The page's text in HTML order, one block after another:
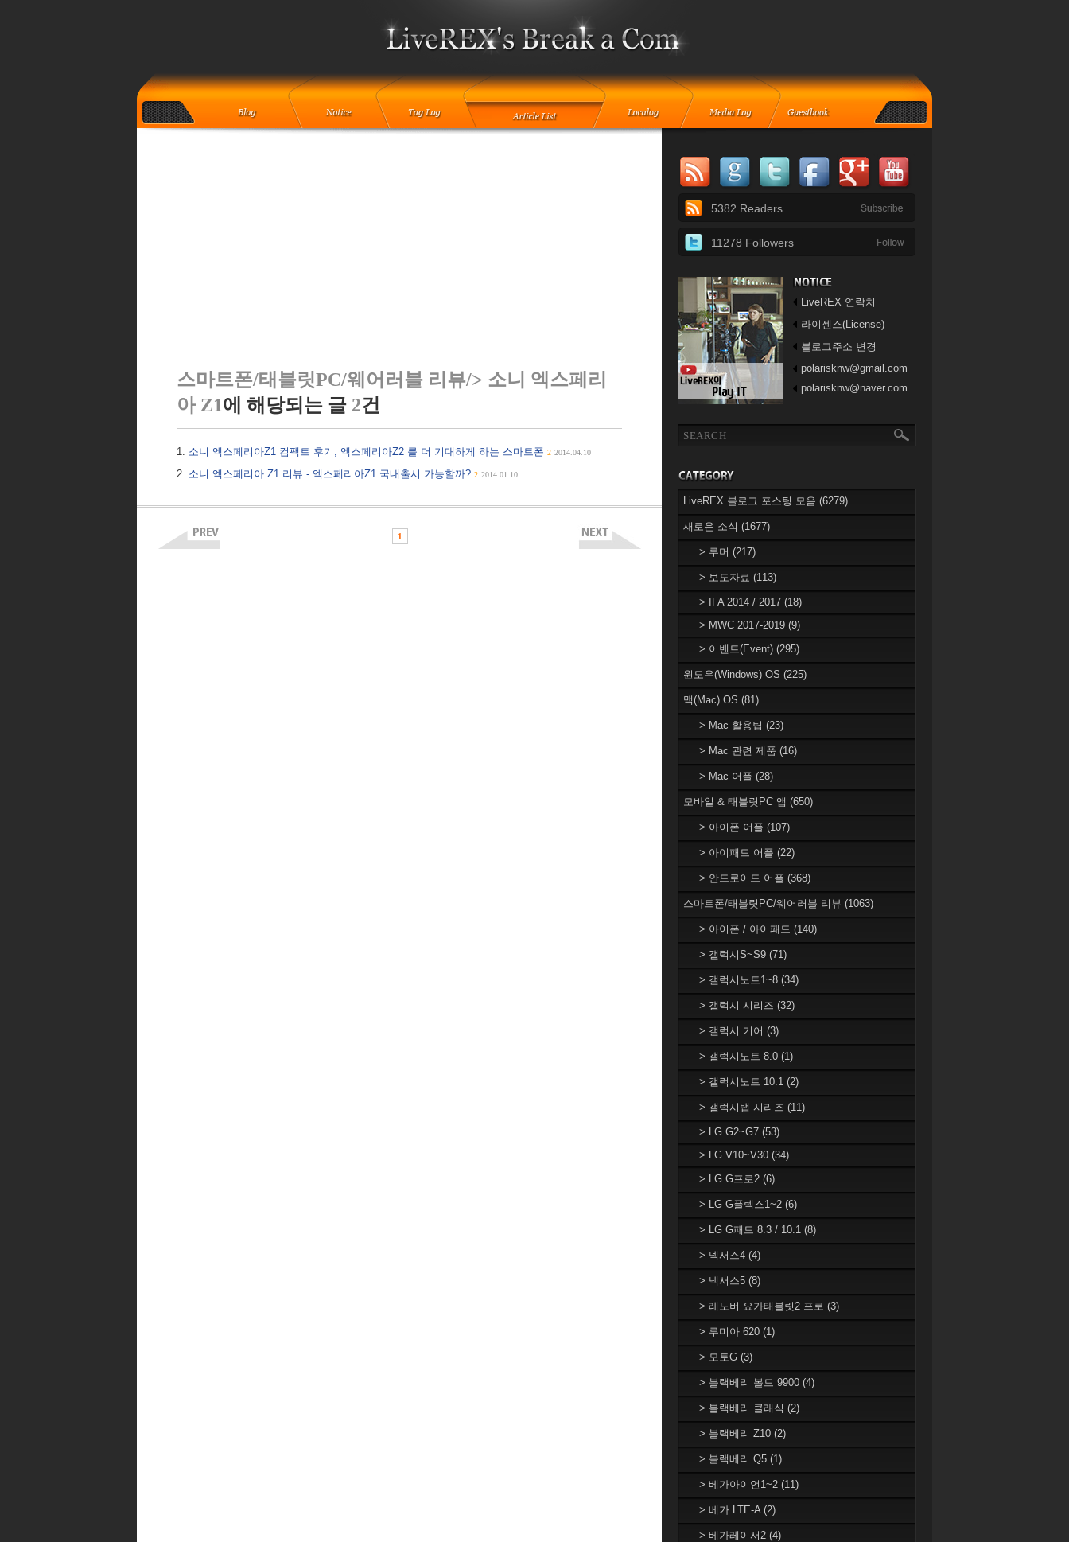
스마트폰/태블릿PC/웨어러블 리뷰/> 소니 엑스페리
아 Z1에 해당되는 글 2건
소니 엑스페리아Z1 컴팩트 후기, 엑스페리아Z2 를 더 기대하게 하는 스마트폰 2 2014.04.10
소니 엑스페리아 Z1 리뷰 - 엑스페리아Z1 국내출시 가능할까? 2 2014.01.10
1
5382 Readers
11278 Followers
LiveREX 연락처
라이센스(License)
블로그주소 변경
polarisknw@gmail.com
polarisknw@naver.com
LiveREX 블로그 포스팅 모음 (6279)
새로운 소식 (1677)
> 루머 (217)
> 보도자료 (113)
> IFA 2014 / 2017 (18)
> MWC 2017-2019 (9)
> 이벤트(Event) (295)
윈도우(Windows) OS (225)
맥(Mac) OS (81)
> Mac 활용팁 (23)
> Mac 관련 제품 (16)
> Mac 어플 (28)
모바일 & 태블릿PC 앱 (650)
> 아이폰 어플 (107)
> 아이패드 어플 (22)
> 안드로이드 어플 (368)
스마트폰/태블릿PC/웨어러블 리뷰 (1063)
> 아이폰 / 아이패드 (140)
> 갤럭시S~S9 (71)
> 갤럭시노트1~8 (34)
> 갤럭시 시리즈 (32)
> 갤럭시 기어 (3)
> 갤럭시노트 8.0 (1)
> 갤럭시노트 10.1 (2)
> 갤럭시탭 시리즈 (11)
> LG G2~G7 (53)
> LG V10~V30 (34)
> LG G프로2 (6)
> LG G플렉스1~2 (6)
> LG G패드 8.3 / 10.1 (8)
> 넥서스4 (4)
> 넥서스5 (8)
> 레노버 요가태블릿2 프로 (3)
> 루미아 620 (1)
> 모토G (3)
> 블랙베리 볼드 9900 (4)
> 블랙베리 클래식 (2)
> 블랙베리 Z10 (2)
> 블랙베리 Q5 (1)
> 베가아이언1~2 (11)
> 베가 LTE-A (2)
> 베가레이서2 (4)